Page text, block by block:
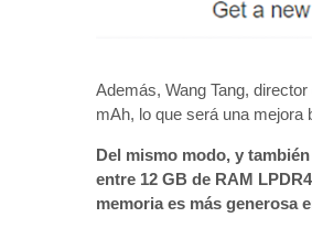
Además, Wang Tang,
mAh, lo que será una mejora
Del mismo modo, y
entre 12 GB de RAM
memoria es más generosa